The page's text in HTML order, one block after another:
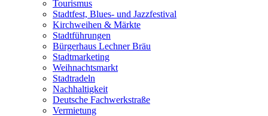
Tourismus
Stadtfest, Blues- und Jazzfestival
Kirchweihen & Märkte
Stadtführungen
Bürgerhaus Lechner Bräu
Stadtmarketing
Weihnachtsmarkt
Stadtradeln
Nachhaltigkeit
Deutsche Fachwerkstraße
Vermietung